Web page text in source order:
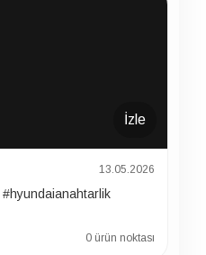
İzle
13.05.2026
0 ürün noktası